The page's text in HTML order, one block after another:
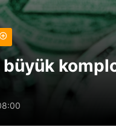
büyük
göre
neden